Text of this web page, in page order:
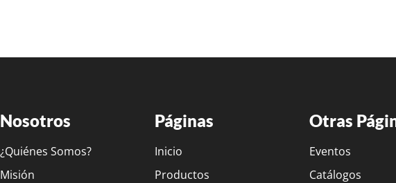
Nosotros
¿Quiénes Somos?
Misión
Páginas
Inicio
Productos
Otras
Eventos
Catálogos